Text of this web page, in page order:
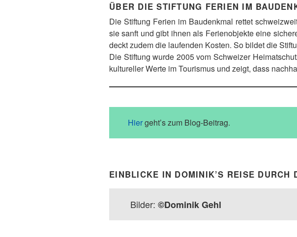
ÜBER DIE STIFTUNG FERIEN IM
Die Stiftung Ferien im Baudenkmal rettet
sie sanft und gibt ihnen als Ferienobjekte eine
deckt zudem die laufenden Kosten. So bildet die
Die Stiftung wurde 2005 vom Schweizer
kultureller Werte im Tourismus und zeigt, dass
Hiergeht’s zum Blog-Beitrag.
EINBLICKE IN DOMINIK’S REISE DURCH
Bilder: ©Dominik Gehl